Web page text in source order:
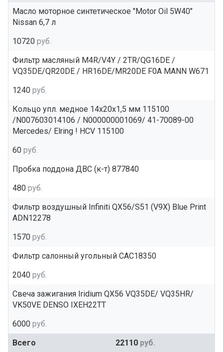
Масло моторное синтетическое "Motor Oil 5W40"
Nissan 6,7 л
10720 руб.
Фильтр масляный M4R/V4Y / 2TR/QG16DE /
VQ35DE/QR20DE / HR16DE/MR20DE F0A MANN W671
1240 руб.
Кольцо упл. медное 14x20x1,5 мм 115100
/N007603014106 / N000000001069/ 41-70089-00
Mercedes/ Elring ! HCV 115100
60 руб.
Пробка поддона ДВС (к-т) 877840
480 руб.
Фильтр воздушный Infiniti QX56/S51 (V9X) Blue Print
ADN12278
1570 руб.
Фильтр салонный угольный CAC18350
2040 руб.
Свеча зажигания Iridium QX56 VQ35DE/ VQ35HR/
VK50VE DENSO IXEH22TT
6000 руб.
Всего
22110 руб.